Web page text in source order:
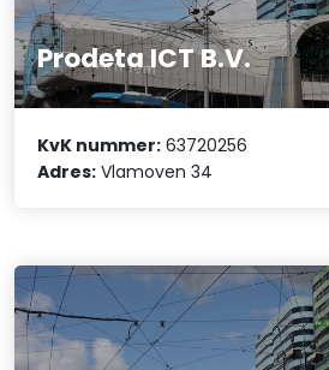
Prodeta ICT B.V.
KvK nummer: 63720256
Adres: Vlamoven 34